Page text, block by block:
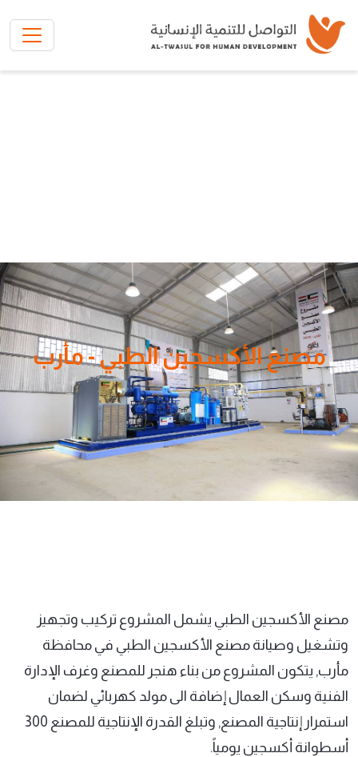
مصنع الأكسجين الطبي - مأرب
مصنع الأكسجين الطبي يشمل المشروع تركيب وتجهيز
وتشغيل وصيانة مصنع الأكسجين الطبي في محافظة
مأرب, يتكون المشروع من بناء هنجر للمصنع وغرف الإدارة
الفنية وسكن العمال إضافة الى مولد كهربائي لضمان
استمرار إنتاجية المصنع, وتبلغ القدرة الإنتاجية للمصنع 300
أسطوانة أكسجين يومياً.